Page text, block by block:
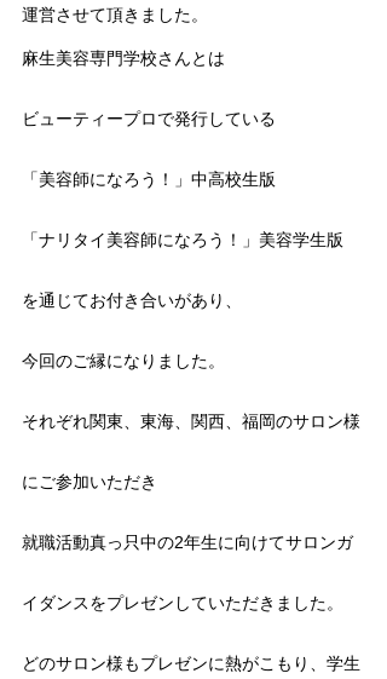
運営させて頂きました。
麻生美容専門学校さんとは
ビューティープロで発行している
「美容師になろう！」中高校生版
「ナリタイ美容師になろう！」美容学生版
を通じてお付き合いがあり、
今回のご縁になりました。
それぞれ関東、東海、関西、福岡のサロン様
にご参加いただき
就職活動真っ只中の2年生に向けてサロンガ
イダンスをプレゼンしていただきました。
どのサロン様もプレゼンに熱がこもり、学生